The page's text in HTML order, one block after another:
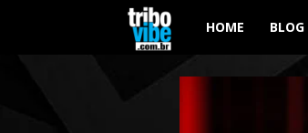
Tribo
Vibe
HOME BLOG